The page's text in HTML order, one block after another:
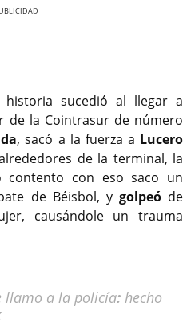
sucedió al llegar a
de la Cointrasur de número
, sacó a la fuerza a Lucero
de la terminal, la
con eso saco un
de Béisbol, y golpeóde
causándole un trauma
llamo a la policía: hecho